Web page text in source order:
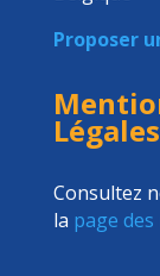
Proposer
Légales
Consultez
la page